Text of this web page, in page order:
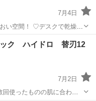
7月4日
季節、是非！ 加湿器で快適
USB
ック ハイドロ 替刃12
7月2日
使ったものの肌に合わず